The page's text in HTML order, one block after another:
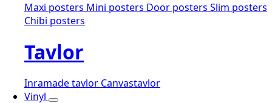
Maxi posters Mini posters Door posters Slim posters
Chibi posters
Tavlor
Inramade tavlor Canvastavlor
Vinyl